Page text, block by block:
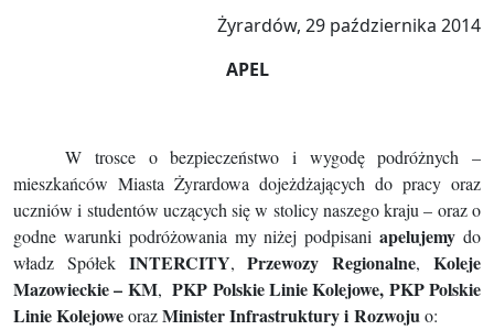
Żyrardów, 29 października 2014
APEL
W trosce o bezpieczeństwo i wygodę podróżnych –
mieszkańców Miasta Żyrardowa dojeżdżających do pracy oraz
uczniów i studentów uczących się w stolicy naszego kraju – oraz o
godne warunki podróżowania my niżej podpisaniapelujemy do
władz Spółek INTERCITY,Przewozy Regionalne,Koleje
Mazowieckie – KM,PKP Polskie Linie Kolejowe, PKP Polskie
Linie KolejoweorazMinister Infrastruktury i Rozwojuo: